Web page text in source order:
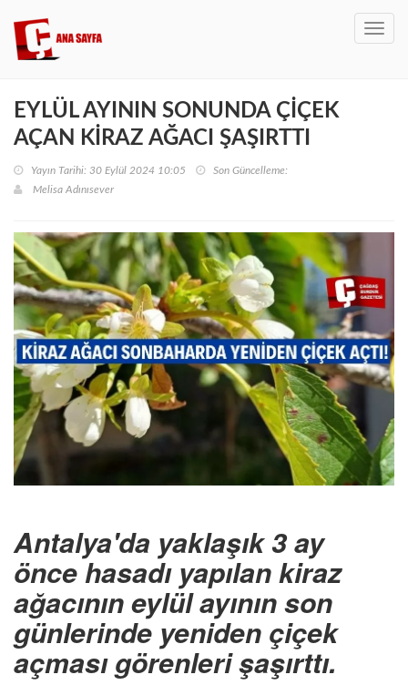
EYLÜL AYININ SONUNDA ÇİÇEK
AÇAN KİRAZ AĞACI ŞAŞIRTTI
Yayın Tarihi: 30 Eylül 2024 10:05
Son Güncelleme:
Melisa Adınısever
Antalya'da yaklaşık 3 ay
önce hasadı yapılan kiraz
ağacının eylül ayının son
günlerinde yeniden çiçek
açması görenleri şaşırttı.